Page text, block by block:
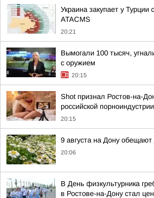
Украина закупает у Турции
ATACMS
20:21
Вымогали 100 тысяч,
с оружием
20:15
Shot признал Ростов-на-
российской порноиндустрии
20:15
9 августа на Дону обещают
20:06
В День физкультурника
в Ростове-на-Дону стал